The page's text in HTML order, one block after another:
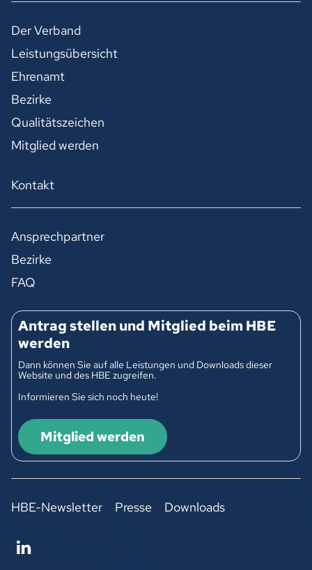
Der Verband
Leistungsübersicht
Ehrenamt
Bezirke
Qualitätszeichen
Mitglied werden
Kontakt
Ansprechpartner
Bezirke
FAQ
Antrag stellen und Mitglied beim HBE
werden
Dann können Sie auf alle Leistungen und Downloads dieser
Website und des HBE zugreifen.
Informieren Sie sich noch heute!
Mitglied werden
HBE-Newsletter Presse Downloads